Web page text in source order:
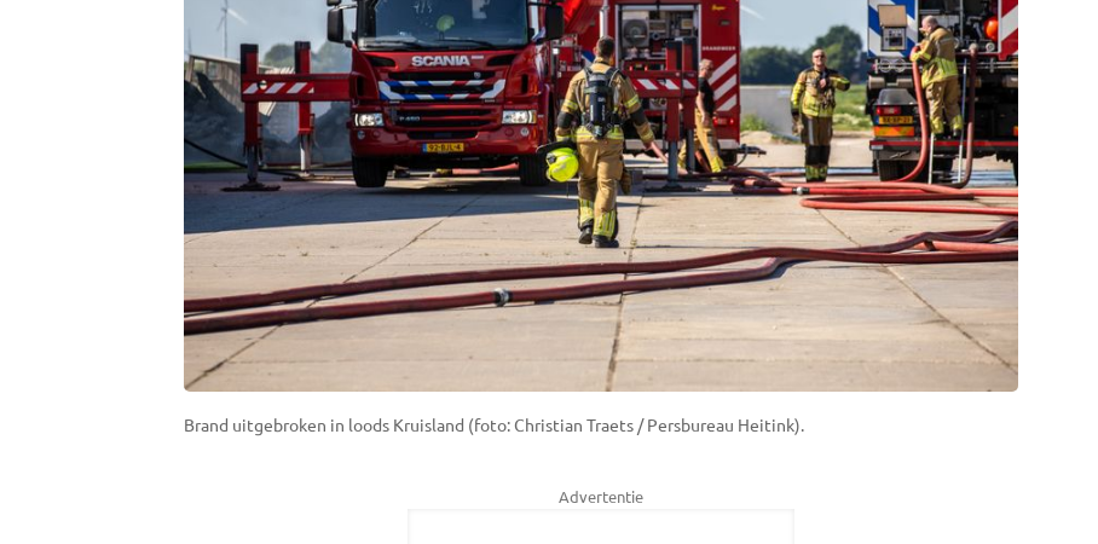
Brand uitgebroken in loods Kruisland (foto: Christian Traets / Persbureau Heitink).
Advertentie